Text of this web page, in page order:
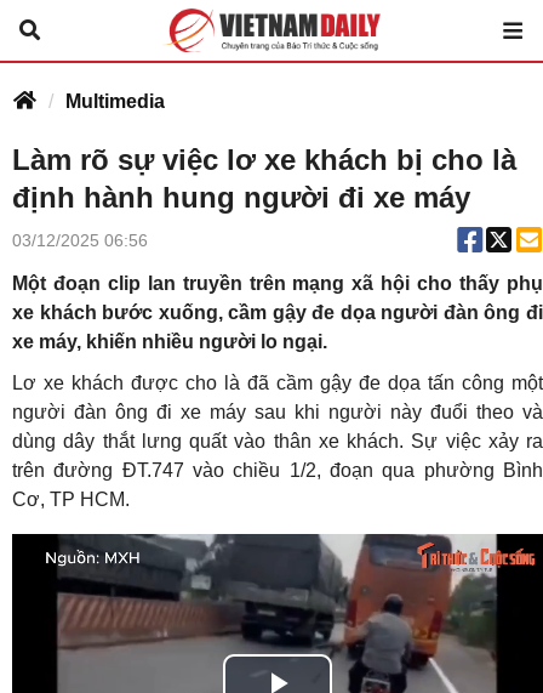
Multimedia
Làm rõ sự việc lơ xe khách bị cho là
định hành hung người đi xe máy
03/12/2025 06:56
Một đoạn clip lan truyền trên mạng xã hội cho thấy phụ
xe khách bước xuống, cầm gậy đe dọa người đàn ông đi
xe máy, khiến nhiều người lo ngại.
Lơ xe khách được cho là đã cầm gậy đe dọa tấn công một
người đàn ông đi xe máy sau khi người này đuổi theo và
dùng dây thắt lưng quất vào thân xe khách. Sự việc xảy ra
trên đường ĐT.747 vào chiều 1/2, đoạn qua phường Bình
Cơ, TP HCM.